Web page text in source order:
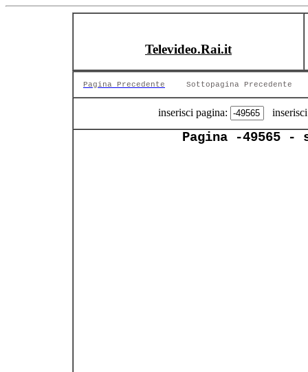
Televideo.Rai.it
Pagina Precedente Sottopagina Precedente
inserisci pagina:
Pagina -49565 -